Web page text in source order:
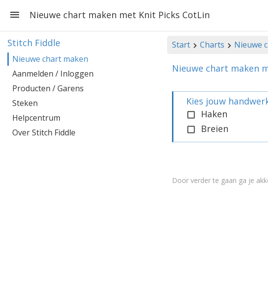
Nieuwe chart maken met Knit Picks CotLin
Start Charts Nieuwe
Nieuwe chart maken
Kies jouw
Haken
Breien
Door verder te gaan ga je
Stitch Fiddle
Nieuwe chart maken
Aanmelden / Inloggen
Producten / Garens
Steken
Helpcentrum
Over Stitch Fiddle